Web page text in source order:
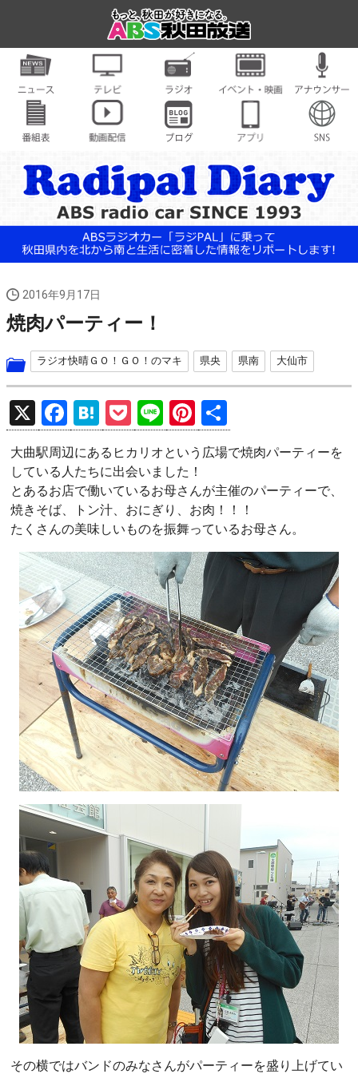
2016年9月17日
焼肉パーティー！
ラジオ快晴ＧＯ！ＧＯ！のマキ 県央 県南 大仙市
X
F
a
ce
b
o
o
k
H
at
e
n
a
P
o
ck
et
Li
n
e
Pi
nt
er
es
t
有
大曲駅周辺にあるヒカリオという広場で焼肉パーティーを
している人たちに出会いました！
とあるお店で働いているお母さんが主催のパーティーで、
焼きそば、トン汁、おにぎり、お肉！！！
たくさんの美味しいものを振舞っているお母さん。
その横ではバンドのみなさんがパーティーを盛り上げてい